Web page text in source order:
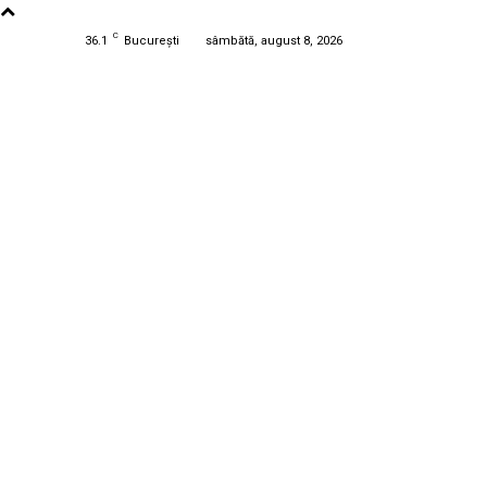
36.1 C București sâmbătă, august 8, 2026